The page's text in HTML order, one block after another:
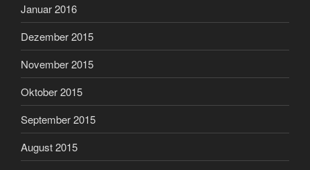
Januar 2016
Dezember 2015
November 2015
Oktober 2015
September 2015
August 2015